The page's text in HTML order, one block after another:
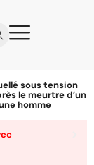
sous tension
le meurtre d’un
homme